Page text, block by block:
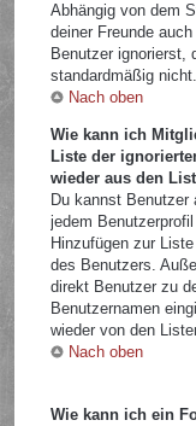
Abhängig von dem
deiner Freunde
Benutzer ignorierst,
standardmäßig nicht.
Nach oben
Wie kann ich
Liste der
wieder aus den
Du kannst
jedem
Hinzufügen zur
des Benutzers.
direkt Benutzer zu
Benutzernamen
wieder von den
Nach oben
Wie kann ich ein